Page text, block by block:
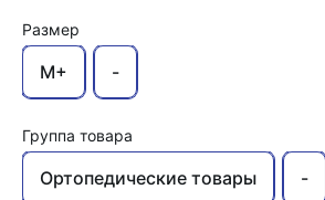
Размер
M+ -
Группа товара
Ортопедические товары -